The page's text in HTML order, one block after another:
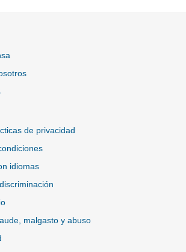
Externo
de privacidad
idiomas
malgasto y abuso